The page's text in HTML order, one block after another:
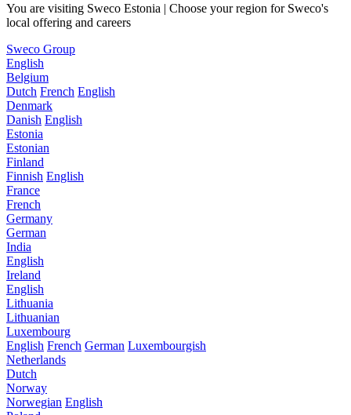
You are visiting Sweco Estonia | Choose your region for Sweco's
local offering and careers
Sweco Group
English
Belgium
Dutch French English
Denmark
Danish English
Estonia
Estonian
Finland
Finnish English
France
French
Germany
German
India
English
Ireland
English
Lithuania
Lithuanian
Luxembourg
English French German Luxembourgish
Netherlands
Dutch
Norway
Norwegian English